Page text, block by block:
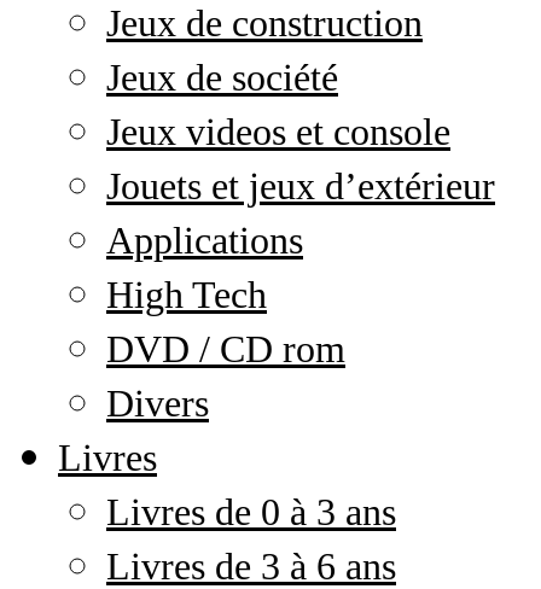
Jeux de construction
Jeux de société
Jeux videos et console
Jouets et jeux d’extérieur
Applications
High Tech
DVD / CD rom
Divers
Livres
Livres de 0 à 3 ans
Livres de 3 à 6 ans